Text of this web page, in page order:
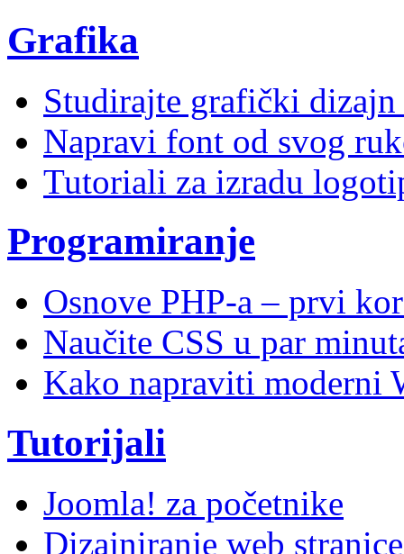
Grafika
Studirajte grafički dizajn
Napravi font od svog
Tutoriali za izradu
Programiranje
Osnove PHP-a – prvi
Naučite CSS u par
Kako napraviti moderni
Tutorijali
Joomla! za početnike
Dizajniranje web